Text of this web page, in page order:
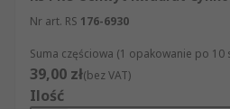
Nr art. RS 176-6930
Suma częściowa (1 opakowanie po 10
39,00 zł(bez VAT)
Ilość